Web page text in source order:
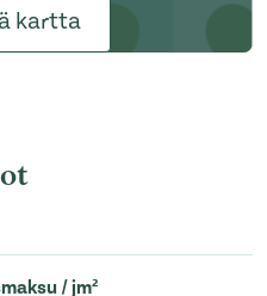
kartta
/ jm²